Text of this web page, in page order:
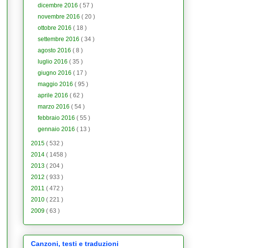
dicembre 2016( 57 )
novembre 2016( 20 )
ottobre 2016( 18 )
settembre 2016( 34 )
agosto 2016( 8 )
luglio 2016( 35 )
giugno 2016( 17 )
maggio 2016( 95 )
aprile 2016( 62 )
marzo 2016( 54 )
febbraio 2016( 55 )
gennaio 2016( 13 )
2015 ( 532 )
2014 ( 1458 )
2013 ( 204 )
2012 ( 933 )
2011 ( 472 )
2010 ( 221 )
2009 ( 63 )
Canzoni, testi e traduzioni